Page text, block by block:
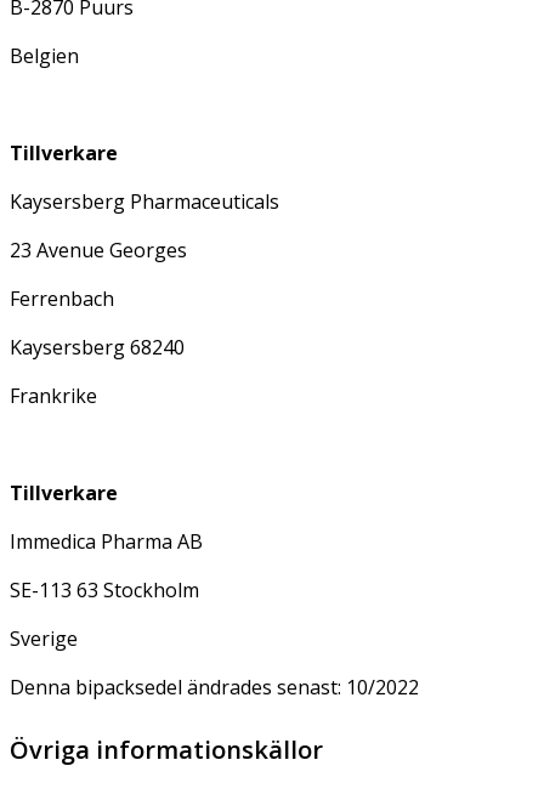
B-2870 Puurs
Belgien
Tillverkare
Kaysersberg Pharmaceuticals
23 Avenue Georges
Ferrenbach
Kaysersberg 68240
Frankrike
Tillverkare
Immedica Pharma AB
SE-113 63 Stockholm
Sverige
Denna bipacksedel ändrades senast: 10/2022
Övriga informationskällor